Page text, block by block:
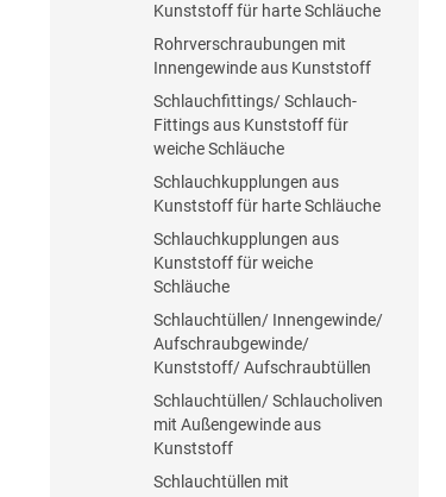
Kunststoff für harte Schläuche
Rohrverschraubungen mit
Innengewinde aus Kunststoff
Schlauchfittings/ Schlauch-
Fittings aus Kunststoff für
weiche Schläuche
Schlauchkupplungen aus
Kunststoff für harte Schläuche
Schlauchkupplungen aus
Kunststoff für weiche
Schläuche
Schlauchtüllen/ Innengewinde/
Aufschraubgewinde/
Kunststoff/ Aufschraubtüllen
Schlauchtüllen/ Schlaucholiven
mit Außengewinde aus
Kunststoff
Schlauchtüllen mit